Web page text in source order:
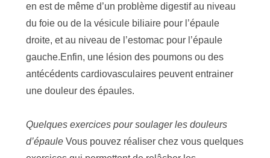
en est de même d’un problème digestif au niveau
du foie ou de la vésicule biliaire pour l’épaule
droite, et au niveau de l’estomac pour l’épaule
gauche.Enfin, une lésion des poumons ou des
antécédents cardiovasculaires peuvent entrainer
une douleur des épaules.
Quelques exercices pour soulager les douleurs
d’épaule Vous pouvez réaliser chez vous quelques